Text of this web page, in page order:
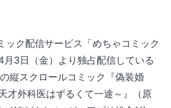
ック配信サービス「めちゃコミック
月3日（金）より独占配信している
縦スクロールコミック『偽装婚
才外科医はずるくて一途～』（原